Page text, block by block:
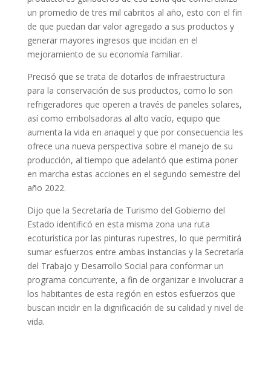
un promedio de tres mil cabritos al año, esto con el fin
de que puedan dar valor agregado a sus productos y
generar mayores ingresos que incidan en el
mejoramiento de su economía familiar.
Precisó que se trata de dotarlos de infraestructura
para la conservación de sus productos, como lo son
refrigeradores que operen a través de paneles solares,
así como embolsadoras al alto vacío, equipo que
aumenta la vida en anaquel y que por consecuencia les
ofrece una nueva perspectiva sobre el manejo de su
producción, al tiempo que adelantó que estima poner
en marcha estas acciones en el segundo semestre del
año 2022.
Dijo que la Secretaría de Turismo del Gobierno del
Estado identificó en esta misma zona una ruta
ecoturística por las pinturas rupestres, lo que permitirá
sumar esfuerzos entre ambas instancias y la Secretaría
del Trabajo y Desarrollo Social para conformar un
programa concurrente, a fin de organizar e involucrar a
los habitantes de esta región en estos esfuerzos que
buscan incidir en la dignificación de su calidad y nivel de
vida.